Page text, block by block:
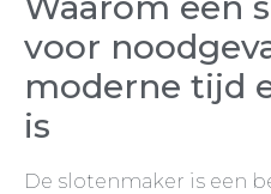
voor
moderne tijd
is
De slotenmaker is een